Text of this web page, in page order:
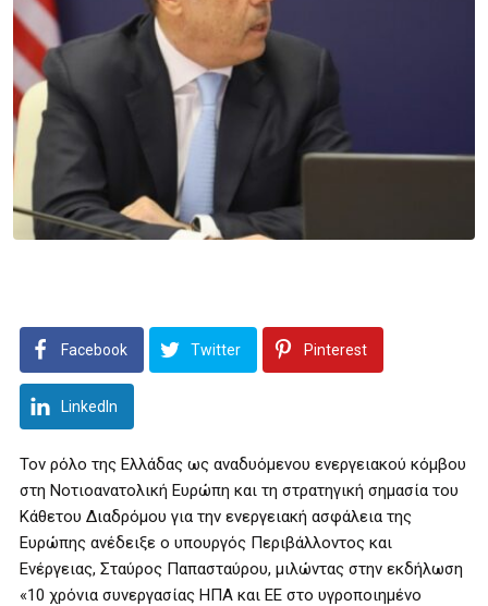
Facebook Twitter Pinterest
LinkedIn
Τον ρόλο της Ελλάδας ως αναδυόμενου ενεργειακού κόμβου
στη Νοτιοανατολική Ευρώπη και τη στρατηγική σημασία του
Κάθετου Διαδρόμου για την ενεργειακή ασφάλεια της
Ευρώπης ανέδειξε ο υπουργός Περιβάλλοντος και
Ενέργειας, Σταύρος Παπασταύρου, μιλώντας στην εκδήλωση
«10 χρόνια συνεργασίας ΗΠΑ και ΕΕ στο υγροποιημένο